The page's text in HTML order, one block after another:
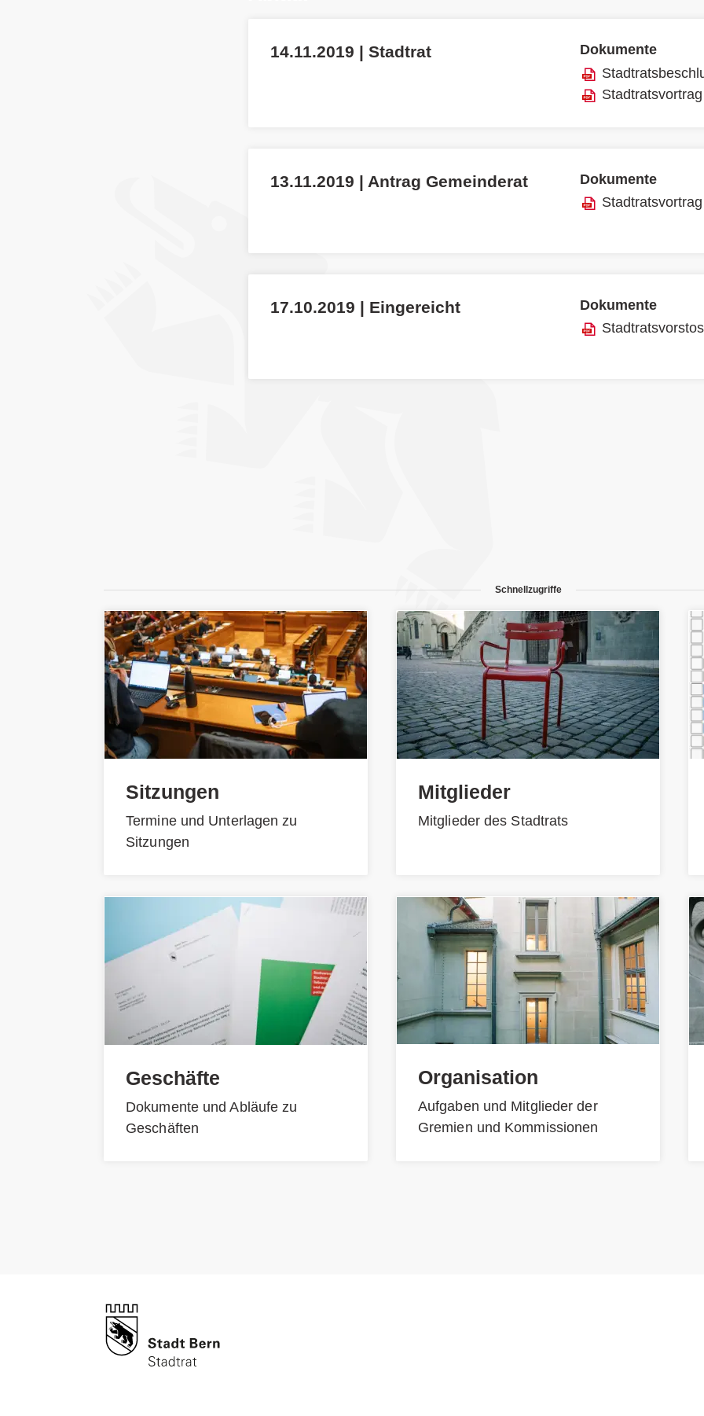
14.11.2019 | Stadtrat
Dokumente
Stadtratsvortrag
13.11.2019 | Antrag Gemeinderat
Dokumente
Stadtratsvortrag
17.10.2019 | Eingereicht
Dokumente
Schnellzugriffe
Sitzungen
Termine und Unterlagen zu
Sitzungen
Geschäfte
Dokumente und Abläufe zu
Geschäften
Mitglieder
Mitglieder des Stadtrats
Organisation
Aufgaben und Mitglieder der
Gremien und Kommissionen